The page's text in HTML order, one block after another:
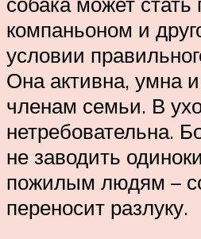
компаньоном и
условии
Она активна, умна
членам семьи. В
нетребовательна.
не заводить
пожилым людям –
переносит разлуку.